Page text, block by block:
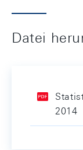
Datei
2014